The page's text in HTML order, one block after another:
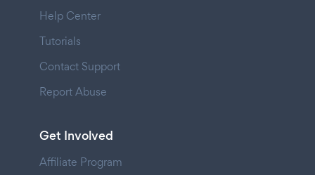
Help Center
Tutorials
Contact Support
Report Abuse
Get Involved
Affiliate Program